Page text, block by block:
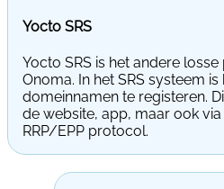
Yocto SRS
Yocto SRS is het andere
Onoma. In het SRS systeem
domeinnamen te registeren.
de website, app, maar ook via
RRP/EPP protocol.